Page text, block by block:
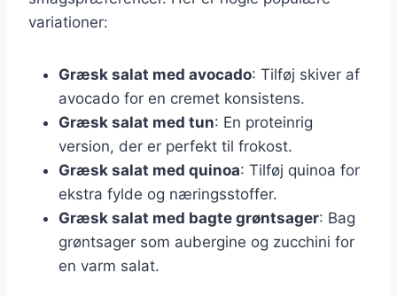
variationer:
Græsk salat med avocado: Tilføj skiver af
avocado for en cremet konsistens.
Græsk salat med tun: En proteinrig
version, der er perfekt til frokost.
Græsk salat med quinoa: Tilføj quinoa for
ekstra fylde og næringsstoffer.
Græsk salat med bagte grøntsager: Bag
grøntsager som aubergine og zucchini for
en varm salat.